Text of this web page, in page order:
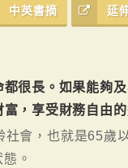
中英書摘 延
很長。如果能夠
，享受財務自由的
會，也就是65歲
。